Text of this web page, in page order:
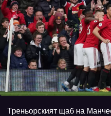
Треньорският щаб на